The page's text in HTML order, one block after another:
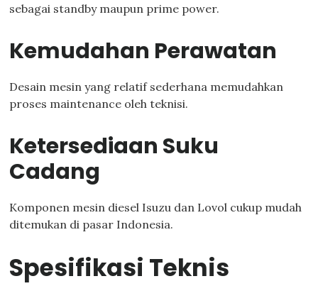
sebagai standby maupun prime power.
Kemudahan Perawatan
Desain mesin yang relatif sederhana memudahkan
proses maintenance oleh teknisi.
Ketersediaan Suku
Cadang
Komponen mesin diesel Isuzu dan Lovol cukup mudah
ditemukan di pasar Indonesia.
Spesifikasi Teknis